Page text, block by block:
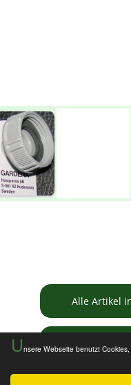
Unsere Webseite benutzt
Alle Artikel
Informationen